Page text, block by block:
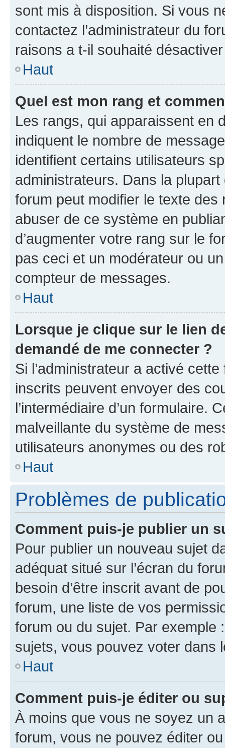
sont mis à disposition. Si vous
contactez l’administrateur du
raisons a t-il souhaité
Haut
Quel est mon rang et
Les rangs, qui apparaissent en
indiquent le nombre de
identifient certains utilisateurs
administrateurs. Dans la
forum peut modifier le texte
abuser de ce système en
d’augmenter votre rang sur le
pas ceci et un modérateur ou
compteur de messages.
Haut
Lorsque je clique sur le lien
demandé de me connecter ?
Si l’administrateur a activé
inscrits peuvent envoyer des
l’intermédiaire d’un formulaire.
malveillante du système de
utilisateurs anonymes ou des
Haut
Problèmes de
Comment puis-je publier un
Pour publier un nouveau sujet
adéquat situé sur l’écran du
besoin d’être inscrit avant de
forum, une liste de vos
forum ou du sujet. Par exemple
sujets, vous pouvez voter dans
Haut
Comment puis-je éditer ou
À moins que vous ne soyez un
forum, vous ne pouvez éditer